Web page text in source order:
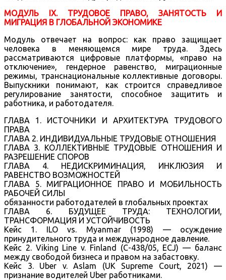
МОДУЛЬ IX. ТРУДОВОЕ ПРАВО, ЗАНЯТОСТЬ И
МИГРАЦИЯ В ГЛОБАЛЬНОЙ ЭКОНОМИКЕ
Модуль отвечает на вопрос: как право защищает
человека в меняющемся мире труда. Здесь
рассматриваются цифровые платформы, «право на
отключение», гендерное равенство, миграционные
режимы, транснациональные коллективные договоры.
Выпускники понимают, как строится справедливое
регулирование занятости, способное защитить и
работника, и работодателя.
ГЛАВА 1. ИСТОЧНИКИ И АРХИТЕКТУРА ТРУДОВОГО
ПРАВА
ГЛАВА 2. ИНДИВИДУАЛЬНЫЕ ТРУДОВЫЕ ОТНОШЕНИЯ
ГЛАВА 3. КОЛЛЕКТИВНЫЕ ТРУДОВЫЕ ОТНОШЕНИЯ И
РАЗРЕШЕНИЕ СПОРОВ
ГЛАВА 4. НЕДИСКРИМИНАЦИЯ, ИНКЛЮЗИЯ И
РАВЕНСТВО ВОЗМОЖНОСТЕЙ
ГЛАВА 5. МИГРАЦИОННОЕ ПРАВО И МОБИЛЬНОСТЬ
РАБОЧЕЙ СИЛЫ
обязанности работодателей в глобальных проектах
ГЛАВА 6. БУДУЩЕЕ ТРУДА: ТЕХНОЛОГИИ,
ТРАНСФОРМАЦИЯ И УСТОЙЧИВОСТЬ
Кейс 1. ILO vs. Myanmar (1998) — осуждение
принудительного труда и международное давление.
Кейс 2. Viking Line v. Finland (C-438/05, ECJ) — баланс
между свободой бизнеса и правом на забастовку.
Кейс 3. Uber v. Aslam (UK Supreme Court, 2021) —
признание водителей Uber работниками.